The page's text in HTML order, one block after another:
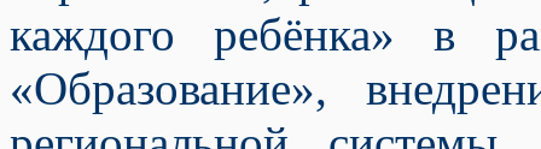
каждого ребёнка» в
«Образование»,